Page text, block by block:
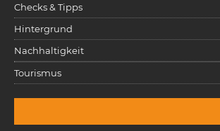
Checks & Tipps
Hintergrund
Nachhaltigkeit
Tourismus